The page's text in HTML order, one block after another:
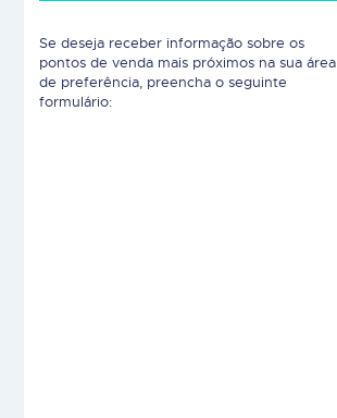
Se deseja receber informação sobre os
pontos de venda mais próximos na sua área
de preferência, preencha o seguinte
formulário: